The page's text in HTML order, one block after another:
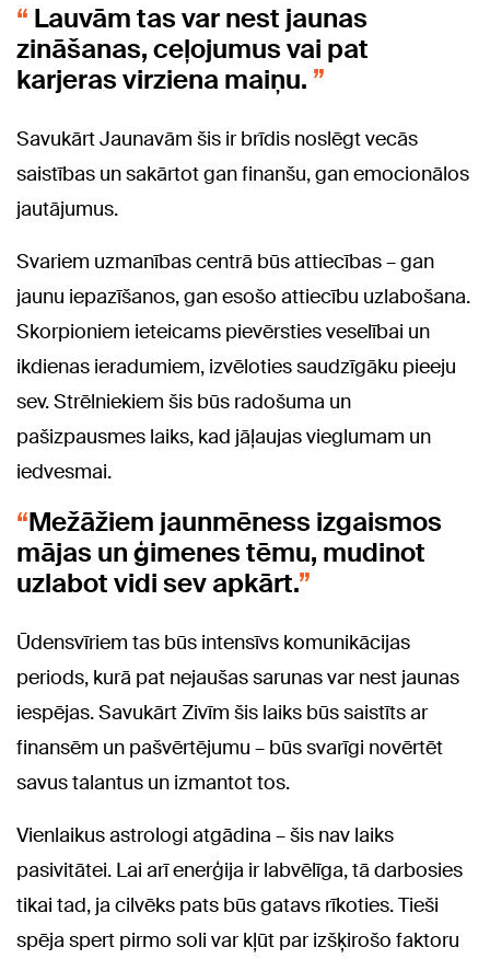
Lauvām tas var nest jaunas
zināšanas, ceļojumus vai pat
karjeras virziena maiņu.
Savukārt Jaunavām šis ir brīdis noslēgt vecās
saistības un sakārtot gan finanšu, gan emocionālos
jautājumus.
Svariem uzmanības centrā būs attiecības – gan
jaunu iepazīšanos, gan esošo attiecību uzlabošana.
Skorpioniem ieteicams pievērsties veselībai un
ikdienas ieradumiem, izvēloties saudzīgāku pieeju
sev. Strēlniekiem šis būs radošuma un
pašizpausmes laiks, kad jāļaujas vieglumam un
iedvesmai.
Mežāžiem jaunmēness izgaismos
mājas un ģimenes tēmu, mudinot
uzlabot vidi sev apkārt.
Ūdensvīriem tas būs intensīvs komunikācijas
periods, kurā pat nejaušas sarunas var nest jaunas
iespējas. Savukārt Zivīm šis laiks būs saistīts ar
finansēm un pašvērtējumu – būs svarīgi novērtēt
savus talantus un izmantot tos.
Vienlaikus astrologi atgādina – šis nav laiks
pasivitātei. Lai arī enerģija ir labvēlīga, tā darbosies
tikai tad, ja cilvēks pats būs gatavs rīkoties. Tieši
spēja spert pirmo soli var kļūt par izšķirošo faktoru